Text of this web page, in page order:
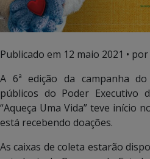
Publicado em 12 maio 2021 •
A 6ª edição da campanha
públicos do Poder Executivo
“Aqueça Uma Vida” teve início
está recebendo doações.
As caixas de coleta estarão